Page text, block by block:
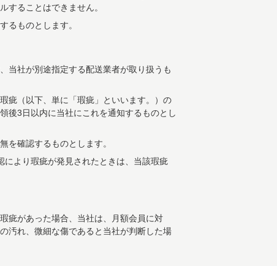
することはできません。
るものとします。
当社が別途指定する配送業者が取り扱うも
疵（以下、単に「瑕疵」といいます。）の
後3日以内に当社にこれを通知するものとし
を確認するものとします。
より瑕疵が発見されたときは、当該瑕疵
疵があった場合、当社は、月額会員に対
汚れ、微細な傷であると当社が判断した場